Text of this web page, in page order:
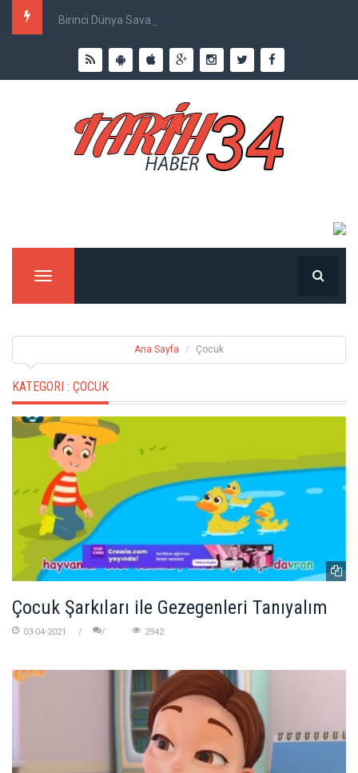
Birinci Dünya Savaşı`nda Ne Kadar İnsan Öldü?
Menu
Ana Sayfa Çocuk
KATEGORI : ÇOCUK
Çocuk Şarkıları ile Gezegenleri Tanıyalım
03-04-2021 2942